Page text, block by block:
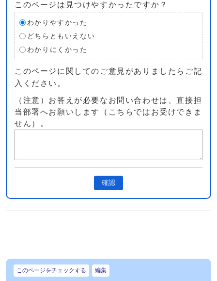
このページは見つけやすかったですか？
わかりやすかった
どちらともいえない
わかりにくかった
このページに関してのご意見がありましたらご記
入ください。
（注意）お答えが必要なお問い合わせは、直接担
当部署へお願いします（こちらではお受けできま
せん）。
確認
このページをチェックする 編集